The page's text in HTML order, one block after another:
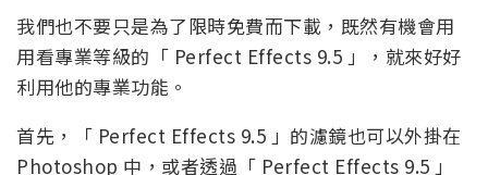
我們也不要只是為了限時免費而下載，既然有機會用
用看專業等級的「 Perfect Effects 9.5 」，就來好好
利用他的專業功能。
首先，「 Perfect Effects 9.5 」的濾鏡也可以外掛在
Photoshop 中，或者透過「 Perfect Effects 9.5 」